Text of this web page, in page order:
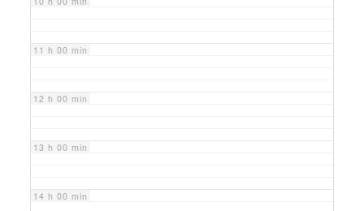
11 h 00 min
12 h 00 min
13 h 00 min
14 h 00 min